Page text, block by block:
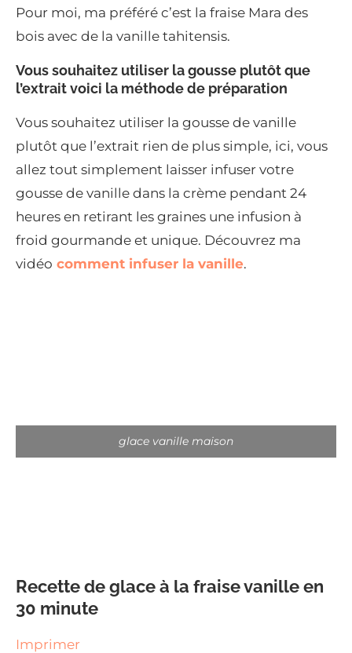
Pour moi, ma préféré c’est la fraise Mara des
bois avec de la vanille tahitensis.
Vous souhaitez utiliser la gousse plutôt que
l’extrait voici la méthode de préparation
Vous souhaitez utiliser la gousse de vanille
plutôt que l’extrait rien de plus simple, ici, vous
allez tout simplement laisser infuser votre
gousse de vanille dans la crème pendant 24
heures en retirant les graines une infusion à
froid gourmande et unique. Découvrez ma
vidéo comment infuser la vanille.
glace vanille maison
Recette de glace à la fraise vanille en
30 minute
Imprimer